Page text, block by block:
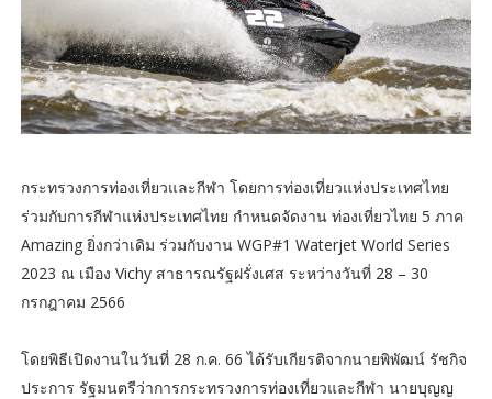
กระทรวงการท่องเที่ยวและกีฬา โดยการท่องเที่ยวแห่งประเทศไทย
ร่วมกับการกีฬาแห่งประเทศไทย กำหนดจัดงาน ท่องเที่ยวไทย 5 ภาค
Amazing ยิ่งกว่าเดิม ร่วมกับงาน WGP#1 Waterjet World Series
2023 ณ เมือง Vichy สาธารณรัฐฝรั่งเศส ระหว่างวันที่ 28 – 30
กรกฎาคม 2566
โดยพิธีเปิดงานในวันที่ 28 ก.ค. 66 ได้รับเกียรติจากนายพิพัฒน์ รัชกิจ
ประการ รัฐมนตรีว่าการกระทรวงการท่องเที่ยวและกีฬา นายบุญญ